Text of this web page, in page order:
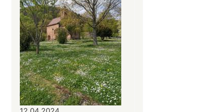
der
Nikolauskapelle